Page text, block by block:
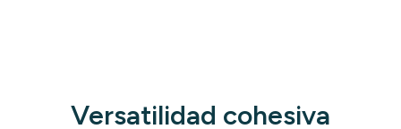
Versatilidad cohesiva